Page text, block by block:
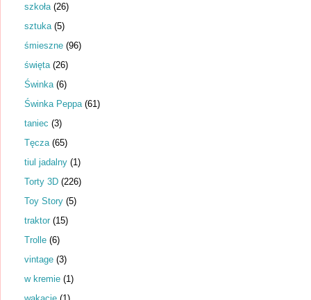
szkoła (26)
sztuka (5)
śmieszne (96)
święta (26)
Świnka (6)
Świnka Peppa (61)
taniec (3)
Tęcza (65)
tiul jadalny (1)
Torty 3D (226)
Toy Story (5)
traktor (15)
Trolle (6)
vintage (3)
w kremie (1)
wakacje (1)